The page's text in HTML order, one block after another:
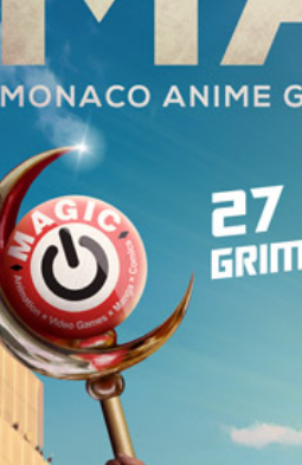
et Edouard
Retouche photo
Graphiste
: 2015
: Agence Anadore
projet
Share
Facebook Pinterest